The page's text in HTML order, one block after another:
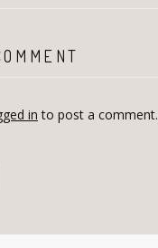
in to post a comment.